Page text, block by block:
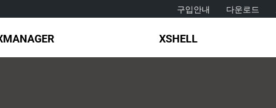
구입안내 다운로드
XSHELL